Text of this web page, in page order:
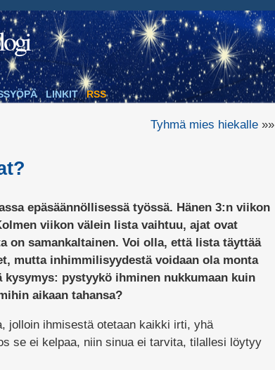
LINKIT RSS
Tyhmä mies hiekalle»»
epäsäännöllisessä työssä. Hänen 3:n viikon
viikon välein lista vaihtuu, ajat ovat
on samankaltainen. Voi olla, että lista täyttää
mutta inhimmilisyydestä voidaan ola monta
kysymys: pystyykö ihminen nukkumaan kuin
aikaan tahansa?
jolloin ihmisestä otetaan kaikki irti, yhä
se ei kelpaa, niin sinua ei tarvita, tilallesi löytyy